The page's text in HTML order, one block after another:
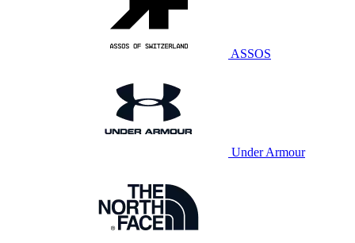
ASSOS
Under Armour